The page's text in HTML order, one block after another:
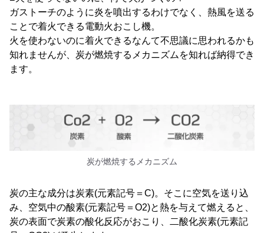
ガストーチのように炎を噴出するわけでなく、熱風を送る
ことで着火できる電動火おこし機。
火を使わないのに着火できるなんて不思議に思われるかも
知れませんが、炭が燃焼するメカニズムを知れば納得でき
ます。
炭が燃焼するメカニズム
炭の主な成分は炭素(元素記号＝C)。そこに空気を送り込
み、空気中の酸素(元素記号＝O2)と熱を与えて燃えると、
炭の表面で炭素の酸化反応がおこり、二酸化炭素(元素記